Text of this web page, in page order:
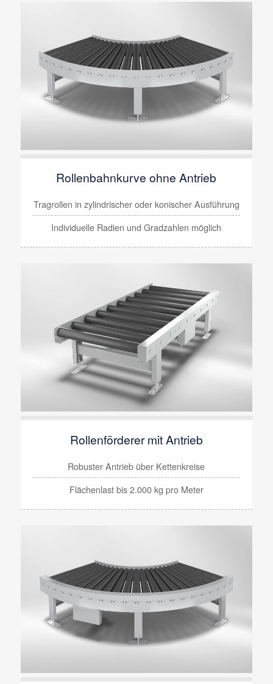
Rollenbahnkurve ohne Antrieb
Tragrollen in zylindrischer oder konischer Ausführung
Individuelle Radien und Gradzahlen möglich
Rollenförderer mit Antrieb
Robuster Antrieb über Kettenkreise
Flächenlast bis 2.000 kg pro Meter